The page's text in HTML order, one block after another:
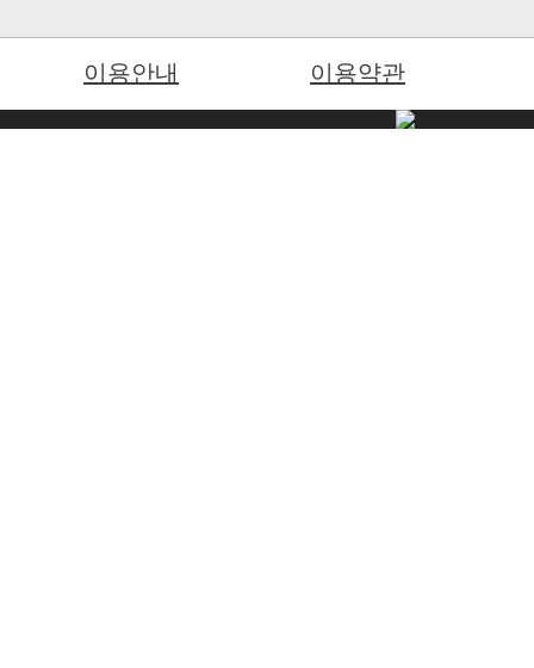
이용안내 이용약관